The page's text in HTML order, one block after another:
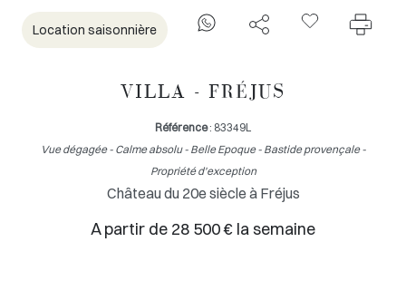
Location saisonnière
VILLA - FRÉJUS
Référence: 83349L
Vue dégagée - Calme absolu - Belle Epoque - Bastide provençale -
Propriété d'exception
Château du 20e siècle à Fréjus
A partir de 28 500 € la semaine